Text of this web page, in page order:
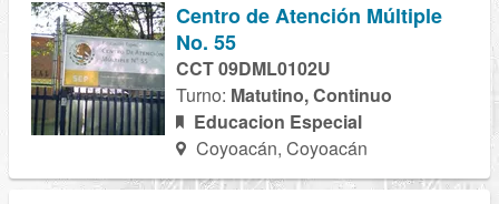
Centro de Atención Múltiple
No. 55
CCT 09DML0102U
Turno: Matutino, Continuo
Educacion Especial
Coyoacán, Coyoacán